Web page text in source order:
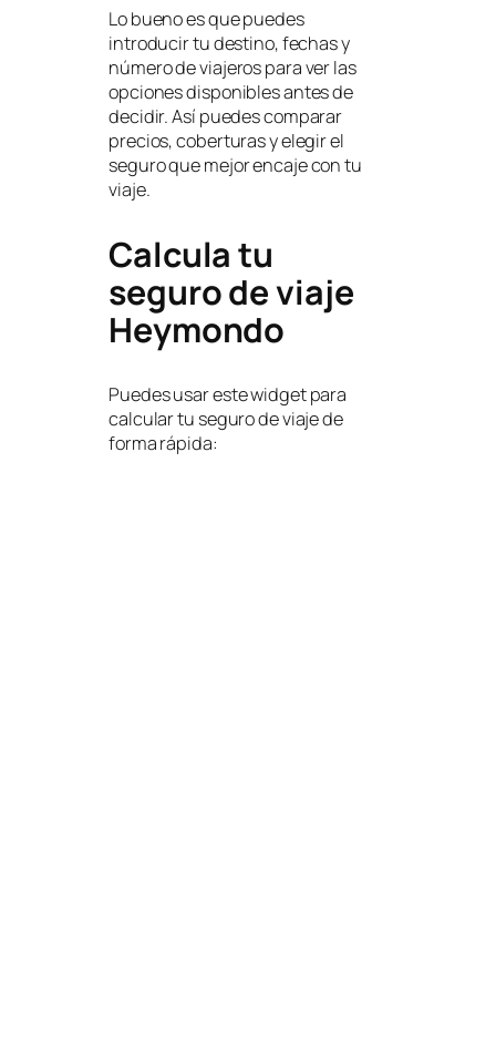
Lo bueno es que puedes
introducir tu destino, fechas y
número de viajeros para ver las
opciones disponibles antes de
decidir. Así puedes comparar
precios, coberturas y elegir el
seguro que mejor encaje con tu
viaje.
Calcula tu
seguro de viaje
Heymondo
Puedes usar este widget para
calcular tu seguro de viaje de
forma rápida: